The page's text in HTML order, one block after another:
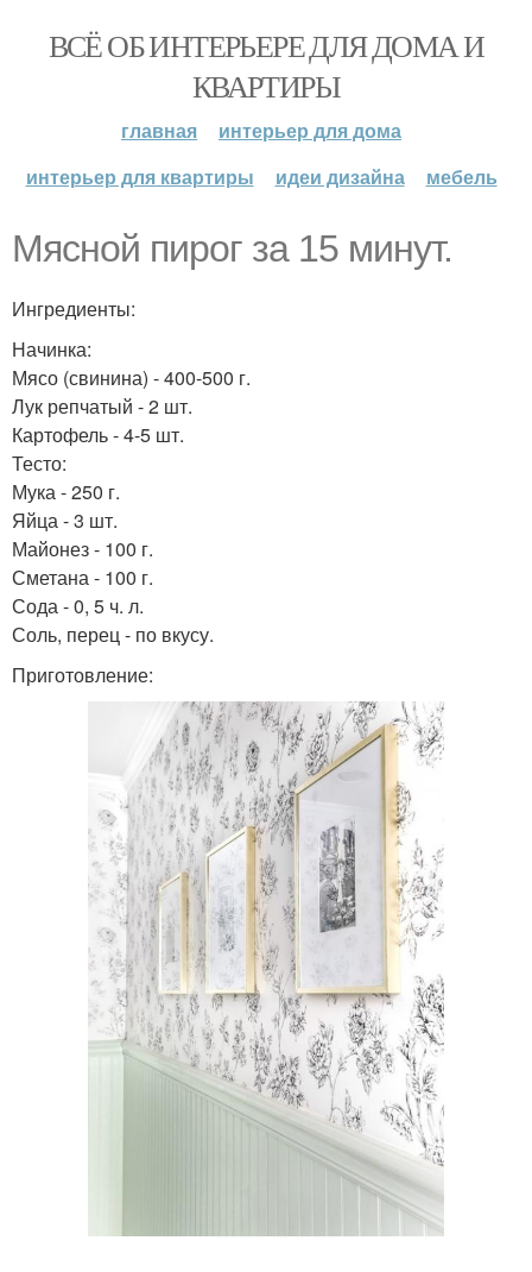
ВСЁ ОБ ИНТЕРЬЕРЕ ДЛЯ ДОМА И
КВАРТИРЫ
главная
интерьер для дома
интерьер для квартиры
идеи дизайна мебель
Мясной пирог за 15 минут.
Ингредиенты:
Начинка:
Мясо (свинина) - 400-500 г.
Лук репчатый - 2 шт.
Картофель - 4-5 шт.
Тесто:
Мука - 250 г.
Яйца - 3 шт.
Майонез - 100 г.
Сметана - 100 г.
Сода - 0, 5 ч. л.
Соль, перец - по вкусу.
Приготовление: